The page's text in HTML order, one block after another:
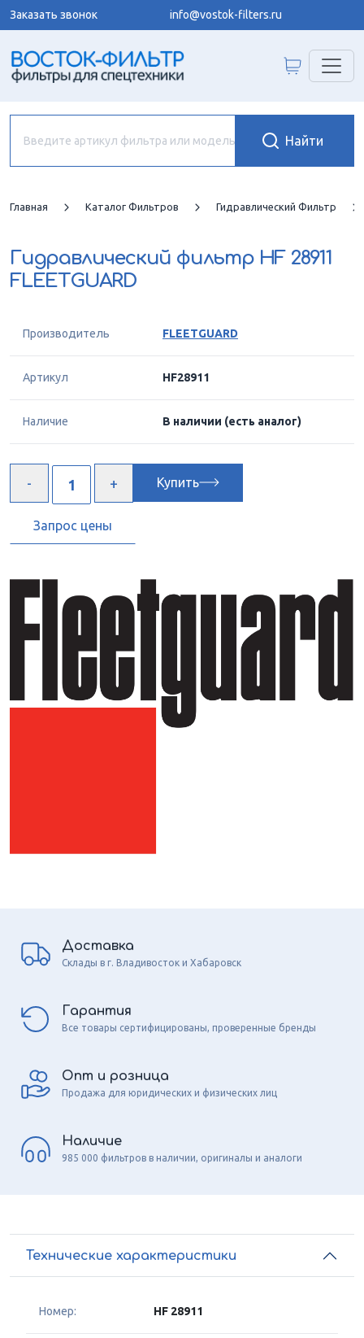
Заказать звонок info@vostok-filters.ru
Главная Каталог Фильтров Гидравлический Фильтр
Гидравлический фильтр HF 28911
FLEETGUARD
Производитель FLEETGUARD
Артикул HF28911
Наличие В наличии (есть аналог)
Купить
Запрос цены
Доставка
Склады в г. Владивосток и Хабаровск
Гарантия
Все товары сертифицированы, проверенные бренды
Опт и розница
Продажа для юридических и физических лиц
Наличие
985 000 фильтров в наличии, оригиналы и аналоги
Технические характеристики
Номер: HF 28911